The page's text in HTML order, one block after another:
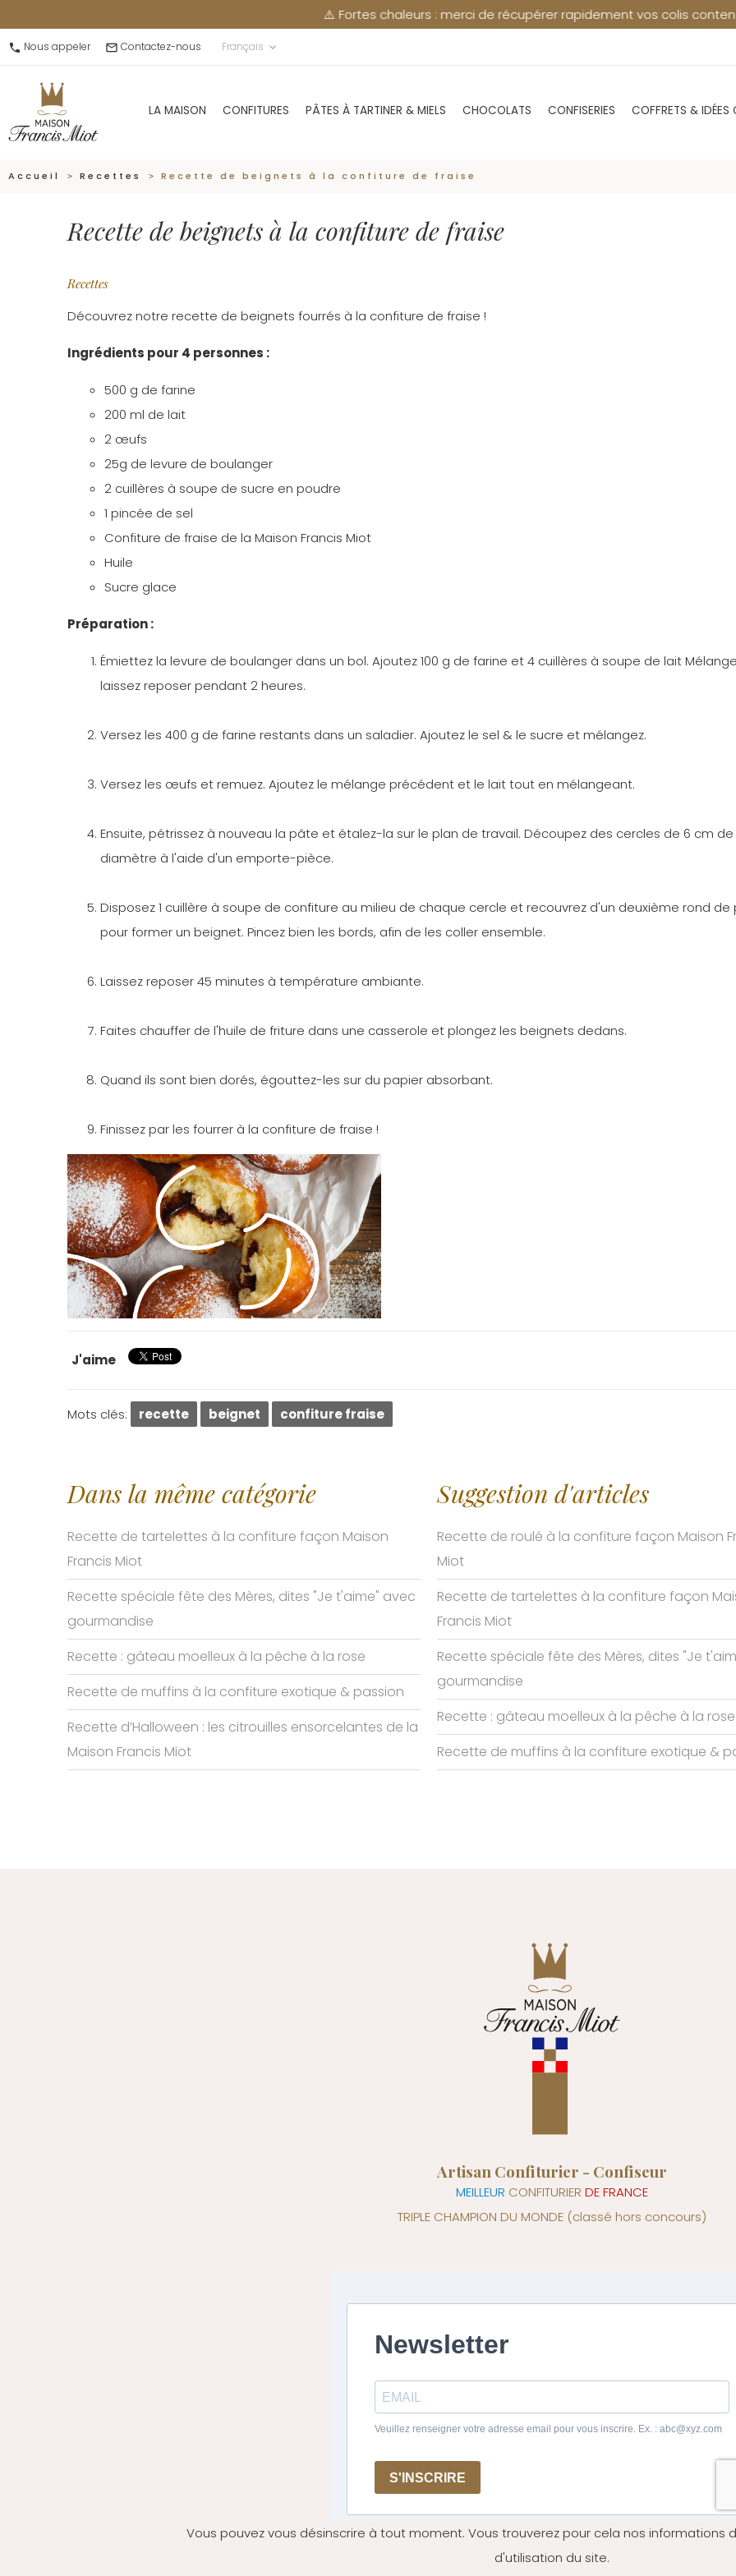
⚠️ Fortes chaleurs : merci de récupérer rapidement vos colis contenant du
call Nous appeler mail_outline Contactez-nous Français keyboard_arrow_down
LA MAISON CONFITURES PÂTES À TARTINER & MIELS CHOCOLATS CONFISERIES COFFRETS & IDÉES
Accueil Recettes Recette de beignets à la confiture de fraise
Recette de beignets à la confiture de fraise
Recettes
Découvrez notre recette de beignets fourrés à la confiture de fraise !
Ingrédients pour 4 personnes :
500 g de farine
200 ml de lait
2 œufs
25g de levure de boulanger
2 cuillères à soupe de sucre en poudre
1 pincée de sel
Confiture de fraise de la Maison Francis Miot
Huile
Sucre glace
Préparation :
Émiettez la levure de boulanger dans un bol. Ajoutez 100 g de farine et 4 cuillères à soupe de lait
laissez reposer pendant 2 heures.
Versez les 400 g de farine restants dans un saladier. Ajoutez le sel & le sucre et mélangez.
Versez les œufs et remuez. Ajoutez le mélange précédent et le lait tout en mélangeant.
Ensuite, pétrissez à nouveau la pâte et étalez-la sur le plan de travail. Découpez des cercles de 6 cm de
diamètre à l'aide d'un emporte-pièce.
Disposez 1 cuillère à soupe de confiture au milieu de chaque cercle et recouvrez d'un deuxième rond de
pour former un beignet. Pincez bien les bords, afin de les coller ensemble.
Laissez reposer 45 minutes à température ambiante.
Faites chauffer de l'huile de friture dans une casserole et plongez les beignets dedans.
Quand ils sont bien dorés, égouttez-les sur du papier absorbant.
Finissez par les fourrer à la confiture de fraise !
J'aime
Mots clés: recette beignet confiture fraise
Dans la même catégorie
Recette de tartelettes à la confiture façon Maison
Francis Miot
Recette spéciale fête des Mères, dites "Je t'aime" avec
gourmandise
Recette : gâteau moelleux à la pêche à la rose
Recette de muffins à la confiture exotique & passion
Recette d’Halloween : les citrouilles ensorcelantes de la
Maison Francis Miot
Suggestion d'articles
Recette de roulé à la confiture façon Maison
Miot
Recette de tartelettes à la confiture façon
Francis Miot
Recette spéciale fête des Mères, dites "Je
gourmandise
Recette : gâteau moelleux à la pêche à la rose
Recette de muffins à la confiture exotique &
Artisan Confiturier - Confiseur
MEILLEUR CONFITURIER DE FRANCE
TRIPLE CHAMPION DU MONDE (classé hors concours)
Vous pouvez vous désinscrire à tout moment. Vous trouverez pour cela nos informations
d'utilisation du site.